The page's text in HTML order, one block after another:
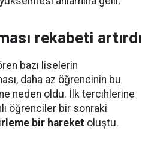
rekabeti artırdı
bazı liselerin
daha az öğrencinin bu
neden oldu. İlk tercihlerine
öğrenciler bir sonraki
bir hareket oluştu.